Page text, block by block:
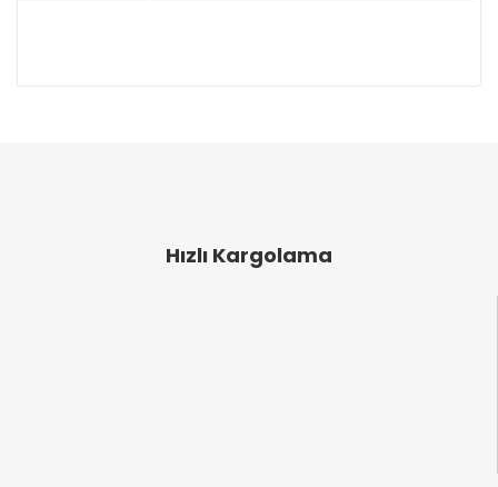
Bu ürünün fiyat bilgisi, resim, ürün açıklamalarında
Ürün bilgilerinde hatalar bulunuyor.
Hızlı Kargolama